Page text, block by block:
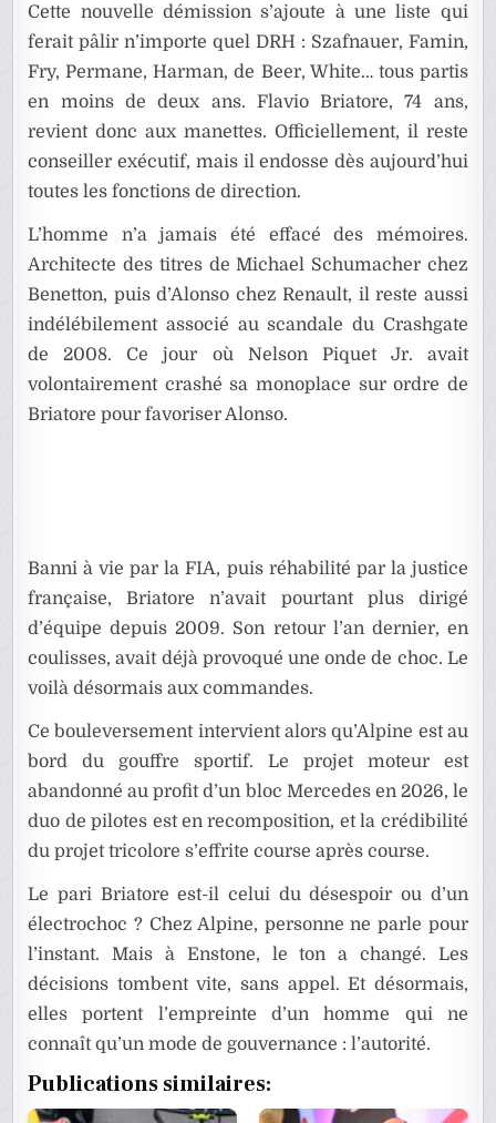
Cette nouvelle démission s’ajoute à une liste qui
ferait pâlir n’importe quel DRH : Szafnauer, Famin,
Fry, Permane, Harman, de Beer, White… tous partis
en moins de deux ans. Flavio Briatore, 74 ans,
revient donc aux manettes. Officiellement, il reste
conseiller exécutif, mais il endosse dès aujourd’hui
toutes les fonctions de direction.
L’homme n’a jamais été effacé des mémoires.
Architecte des titres de Michael Schumacher chez
Benetton, puis d’Alonso chez Renault, il reste aussi
indélébilement associé au scandale du Crashgate
de 2008. Ce jour où Nelson Piquet Jr. avait
volontairement crashé sa monoplace sur ordre de
Briatore pour favoriser Alonso.
Banni à vie par la FIA, puis réhabilité par la justice
française, Briatore n’avait pourtant plus dirigé
d’équipe depuis 2009. Son retour l’an dernier, en
coulisses, avait déjà provoqué une onde de choc. Le
voilà désormais aux commandes.
Ce bouleversement intervient alors qu’Alpine est au
bord du gouffre sportif. Le projet moteur est
abandonné au profit d’un bloc Mercedes en 2026, le
duo de pilotes est en recomposition, et la crédibilité
du projet tricolore s’effrite course après course.
Le pari Briatore est-il celui du désespoir ou d’un
électrochoc ? Chez Alpine, personne ne parle pour
l’instant. Mais à Enstone, le ton a changé. Les
décisions tombent vite, sans appel. Et désormais,
elles portent l’empreinte d’un homme qui ne
connaît qu’un mode de gouvernance : l’autorité.
Publications similaires: